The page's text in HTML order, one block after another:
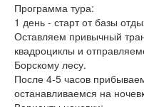
Программа тура:
1 день - старт от базы
Оставляем привычный
квадроциклы и
Борскому лесу.
После 4-5 часов
останавливаемся на